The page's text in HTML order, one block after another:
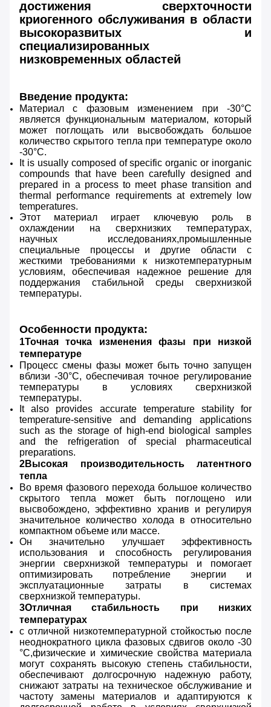
достижения сверхточности
криогенного обслуживания в области
высокоразвитых и
специализированных
низковременных областей
Введение продукта:
Материал с фазовым изменением при -30°C
является функциональным материалом, который
может поглощать или высвобождать большое
количество скрытого тепла при температуре около
-30°C.
It is usually composed of specific organic or inorganic
compounds that have been carefully designed and
prepared in a process to meet phase transition and
thermal performance requirements at extremely low
temperatures.
Этот материал играет ключевую роль в
охлаждении на сверхнизких температурах,
научных исследованиях,промышленные
специальные процессы и другие области с
жесткими требованиями к низкотемпературным
условиям, обеспечивая надежное решение для
поддержания стабильной среды сверхнизкой
температуры.
Особенности продукта:
1Точная точка изменения фазы при низкой
температуре
Процесс смены фазы может быть точно запущен
вблизи -30°C, обеспечивая точное регулирование
температуры в условиях сверхнизкой
температуры.
It also provides accurate temperature stability for
temperature-sensitive and demanding applications
such as the storage of high-end biological samples
and the refrigeration of special pharmaceutical
preparations.
2Высокая производительность латентного
тепла
Во время фазового перехода большое количество
скрытого тепла может быть поглощено или
высвобождено, эффективно хранив и регулируя
значительное количество холода в относительно
компактном объеме или массе.
Он значительно улучшает эффективность
использования и способность регулирования
энергии сверхнизкой температуры и помогает
оптимизировать потребление энергии и
эксплуатационные затраты в системах
сверхнизкой температуры.
3Отличная стабильность при низких
температурах
с отличной низкотемпературной стойкостью после
неоднократного цикла фазовых сдвигов около -30
°C,физические и химические свойства материала
могут сохранять высокую степень стабильности,
обеспечивают долгосрочную надежную работу,
снижают затраты на техническое обслуживание и
частоту замены материалов и адаптируются к